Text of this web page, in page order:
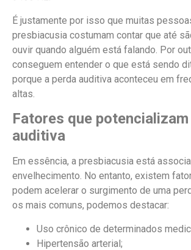
É justamente por isso que muitas
presbiacusia costumam contar que até
ouvir quando alguém está falando. Por
conseguem entender o que está sendo
porque a perda auditiva aconteceu em
altas.
Fatores que
auditiva
Em essência, a presbiacusia está
envelhecimento. No entanto, existem
podem acelerar o surgimento de uma
os mais comuns, podemos destacar:
Uso crônico de determinados
Hipertensão arterial;